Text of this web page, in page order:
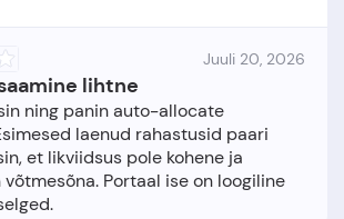
Juuli 20, 2026
lihtne
ning panin auto-allocate
laenud rahastusid paari
et likviidsus pole kohene ja
Portaal ise on loogiline